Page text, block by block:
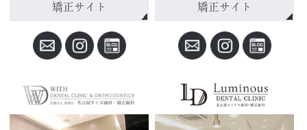
矯正サイト 矯正サイト